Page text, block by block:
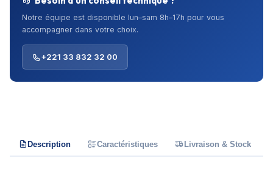
Notre équipe est disponible lun–sam 8h–17h pour vous
accompagner dans votre choix.
+221 33 832 32 00
Description Caractéristiques Livraison & Stock